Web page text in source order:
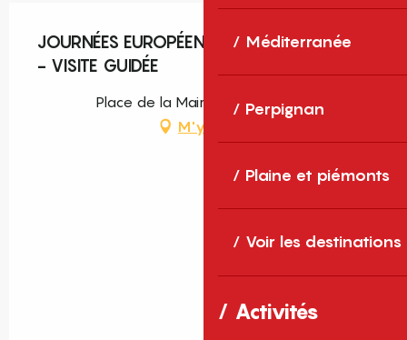
Méditerranée
Perpignan
Plaine et piémonts
Voir les destinations
Activités
JOURNÉES EUROPÉENNES DU PATRIMOINE
- VISITE GUIDÉE
Place de la Mairie, Sainte-Marie
M'y rendre